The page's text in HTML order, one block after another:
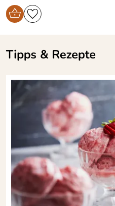
Tipps & Rezepte